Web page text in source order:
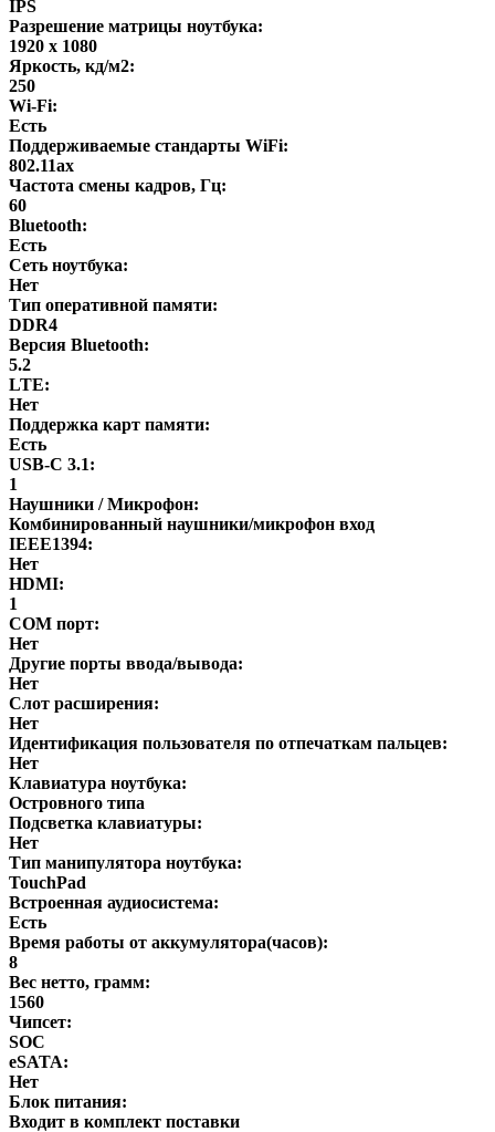
IPS
Разрешение матрицы ноутбука:
1920 x 1080
Яркость, кд/м2:
250
Wi-Fi:
Есть
Поддерживаемые стандарты WiFi:
802.11ax
Частота смены кадров, Гц:
60
Bluetooth:
Есть
Сеть ноутбука:
Нет
Тип оперативной памяти:
DDR4
Версия Bluetooth:
5.2
LTE:
Нет
Поддержка карт памяти:
Есть
USB-C 3.1:
1
Наушники / Микрофон:
Комбинированный наушники/микрофон вход
IEEE1394:
Нет
HDMI:
1
COM порт:
Нет
Другие порты ввода/вывода:
Нет
Слот расширения:
Нет
Идентификация пользователя по отпечаткам пальцев:
Нет
Клавиатура ноутбука:
Островного типа
Подсветка клавиатуры:
Нет
Тип манипулятора ноутбука:
TouchPad
Встроенная аудиосистема:
Есть
Время работы от аккумулятора(часов):
8
Вес нетто, грамм:
1560
Чипсет:
SOC
eSATA:
Нет
Блок питания:
Входит в комплект поставки